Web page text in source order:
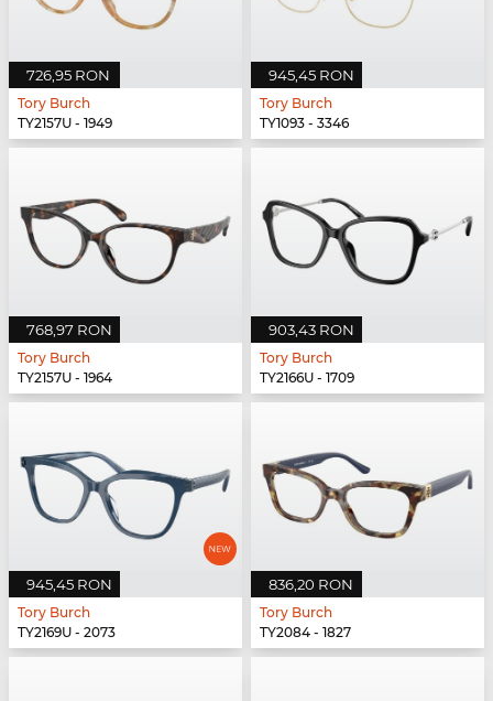
726,95 RON
Tory Burch
TY2157U - 1949
945,45 RON
Tory Burch
TY1093 - 3346
768,97 RON
Tory Burch
TY2157U - 1964
903,43 RON
Tory Burch
TY2166U - 1709
945,45 RON
Tory Burch
TY2169U - 2073
836,20 RON
Tory Burch
TY2084 - 1827